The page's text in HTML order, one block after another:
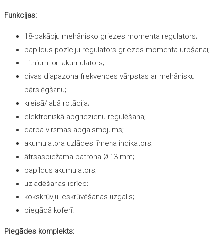
Funkcijas:
18-pakāpju mehānisko griezes momenta regulators;
papildus pozīciju regulators griezes momenta urbšanai;
Lithium-Ion akumulators;
divas diapazona frekvences vārpstas ar mehānisku
pārslēgšanu;
kreisā/labā rotācija;
elektroniskā apgriezienu regulēšana;
darba virsmas apgaismojums;
akumulatora uzlādes līmeņa indikators;
ātrsaspiežama patrona Ø 13 mm;
papildus akumulators;
uzladēšanas ierīce;
kokskrūvju ieskrūvēšanas uzgalis;
piegādā koferī.
Piegādes komplekts: